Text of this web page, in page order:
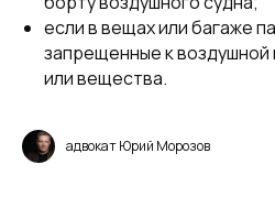
если в вещах или багаже
запрещенные к
или вещества.
адвокат Юрий Морозов